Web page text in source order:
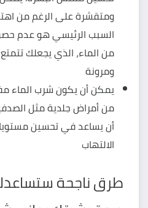
ومتقشرة على الرغم من
السبب الرئيسي هو عدم
من الماء، الذي يجعلك
ومرونة
يمكن أن يكون شرب الماء
من أمراض جلدية مثل
أن يساعد في تحسين
الالتهاب
طرق ناجحة